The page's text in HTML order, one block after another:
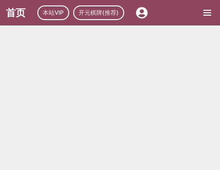
首页 本站VIP 开元棋牌(推荐)